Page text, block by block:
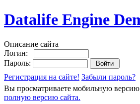
Datalife Engine
Описание сайта
Логин:
Пароль:
Регистрация на сайте! Забыли пароль?
Вы просматриваете мобильную версию
полную версию сайта.